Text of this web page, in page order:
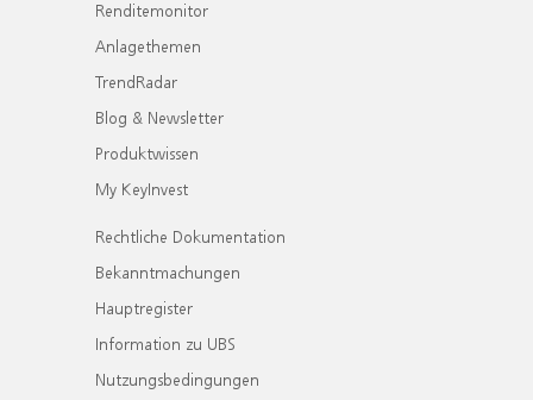
Renditemonitor
Anlagethemen
TrendRadar
Blog & Newsletter
Produktwissen
My KeyInvest
Rechtliche Dokumentation
Bekanntmachungen
Hauptregister
Information zu UBS
Nutzungsbedingungen